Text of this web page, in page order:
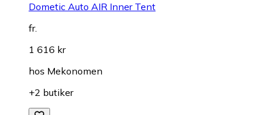
Dometic Auto AIR Inner Tent
fr.
1 616 kr
hos Mekonomen
+2 butiker